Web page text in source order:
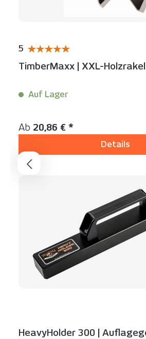
5
Durchschnittliche Bewertung von
TimberMaxx | XXL-
Auf Lager
Regulärer Preis:
Ab 20,86 € *
Details
HeavyHolder 300 |